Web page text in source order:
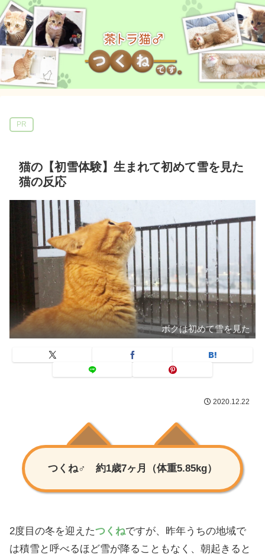
PR
猫の【初雪体験】生まれて初めて雪を見た
猫の反応
ボクは初めて雪を見た
2020.12.22
つくね♂ 約1歳7ヶ月（体重5.85kg）
2度目の冬を迎えたつくねですが、昨年うちの地域で
は積雪と呼べるほど雪が降ることもなく、朝起きると